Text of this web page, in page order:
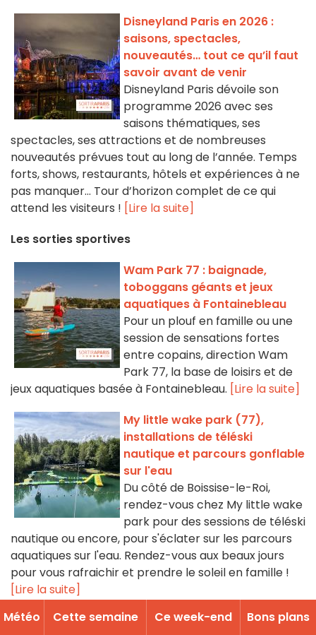
Disneyland Paris en 2026 :
saisons, spectacles,
nouveautés… tout ce qu’il faut
savoir avant de venir
Disneyland Paris dévoile son
programme 2026 avec ses
saisons thématiques, ses
spectacles, ses attractions et de nombreuses
nouveautés prévues tout au long de l’année. Temps
forts, shows, restaurants, hôtels et expériences à ne
pas manquer... Tour d’horizon complet de ce qui
attend les visiteurs ! [Lire la suite]
Les sorties sportives
Wam Park 77 : baignade,
toboggans géants et jeux
aquatiques à Fontainebleau
Pour un plouf en famille ou une
session de sensations fortes
entre copains, direction Wam
Park 77, la base de loisirs et de
jeux aquatiques basée à Fontainebleau. [Lire la suite]
My little wake park (77),
installations de téléski
nautique et parcours gonflable
sur l'eau
Du côté de Boissise-le-Roi,
rendez-vous chez My little wake
park pour des sessions de téléski
nautique ou encore, pour s'éclater sur les parcours
aquatiques sur l'eau. Rendez-vous aux beaux jours
pour vous rafraichir et prendre le soleil en famille !
[Lire la suite]
Sainte Assise Aventure, le site
Météo Cette semaine Ce week-end Bons plans